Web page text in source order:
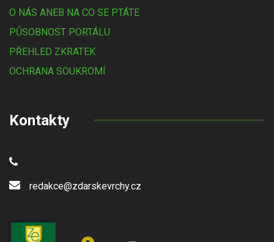
O NÁS ANEB NA CO SE PTÁTE
PŮSOBNOST PORTÁLU
PŘEHLED ZKRATEK
OCHRANA SOUKROMÍ
Kontakty
redakce@zdarskevrchy.cz